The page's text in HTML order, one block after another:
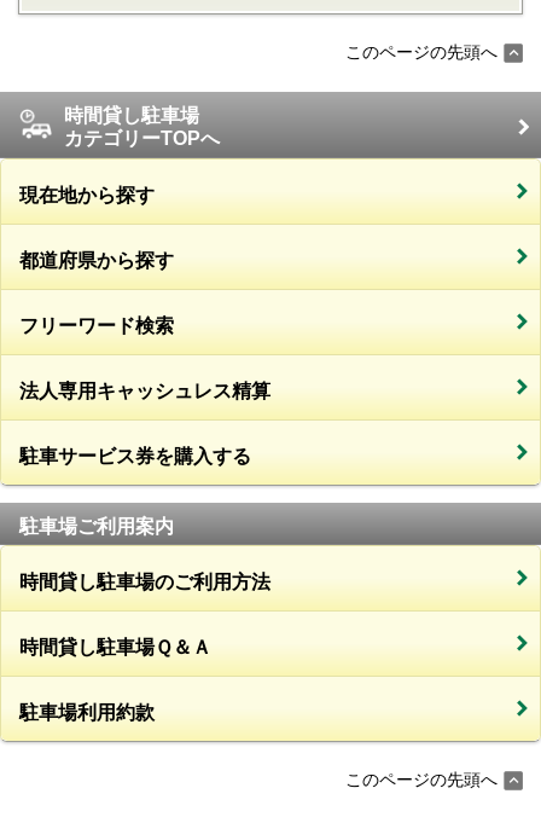
このページの先頭へ
時間貸し駐車場
カテゴリーTOPへ
現在地から探す
都道府県から探す
フリーワード検索
法人専用キャッシュレス精算
駐車サービス券を購入する
駐車場ご利用案内
時間貸し駐車場のご利用方法
時間貸し駐車場Ｑ＆Ａ
駐車場利用約款
このページの先頭へ